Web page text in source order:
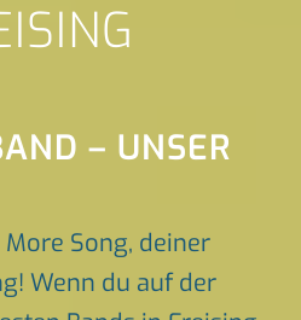
– UNSER
Song, deiner
Wenn du auf der